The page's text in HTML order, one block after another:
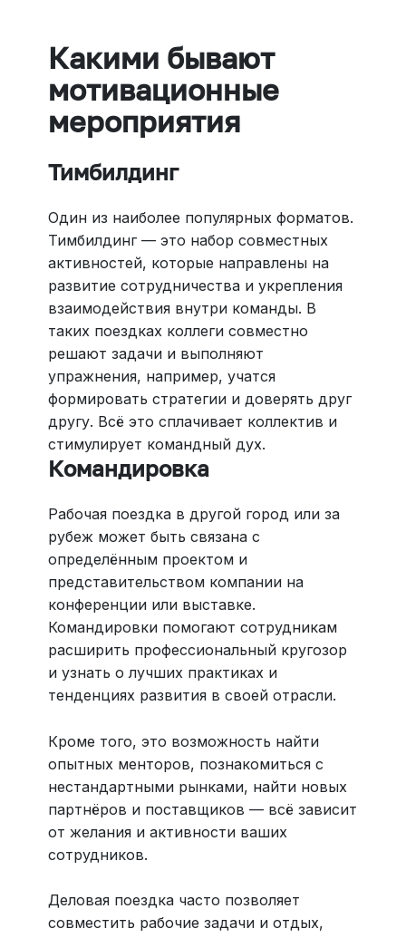
Какими бывают
мотивационные
мероприятия
Тимбилдинг
Один из наиболее популярных форматов.
Тимбилдинг — это набор совместных
активностей, которые направлены на
развитие сотрудничества и укрепления
взаимодействия внутри команды. В
таких поездках коллеги совместно
решают задачи и выполняют
упражнения, например, учатся
формировать стратегии и доверять друг
другу. Всё это сплачивает коллектив и
стимулирует командный дух.
Командировка
Рабочая поездка в другой город или за
рубеж может быть связана с
определённым проектом и
представительством компании на
конференции или выставке.
Командировки помогают сотрудникам
расширить профессиональный кругозор
и узнать о лучших практиках и
тенденциях развития в своей отрасли.
Кроме того, это возможность найти
опытных менторов, познакомиться с
нестандартными рынками, найти новых
партнёров и поставщиков — всё зависит
от желания и активности ваших
сотрудников.
Деловая поездка часто позволяет
совместить рабочие задачи и отдых,